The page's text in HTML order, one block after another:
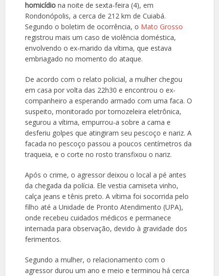
homicídio na noite de sexta-feira (4), em
Rondonópolis, a cerca de 212 km de Cuiabá.
Segundo o boletim de ocorrência, o Mato Grosso
registrou mais um caso de violência doméstica,
envolvendo o ex-marido da vítima, que estava
embriagado no momento do ataque.
De acordo com o relato policial, a mulher chegou
em casa por volta das 22h30 e encontrou o ex-
companheiro a esperando armado com uma faca. O
suspeito, monitorado por tornozeleira eletrônica,
segurou a vítima, empurrou-a sobre a cama e
desferiu golpes que atingiram seu pescoço e nariz. A
facada no pescoço passou a poucos centímetros da
traqueia, e o corte no rosto transfixou o nariz.
Após o crime, o agressor deixou o local a pé antes
da chegada da polícia. Ele vestia camiseta vinho,
calça jeans e tênis preto. A vítima foi socorrida pelo
filho até a Unidade de Pronto Atendimento (UPA),
onde recebeu cuidados médicos e permanece
internada para observação, devido à gravidade dos
ferimentos.
Segundo a mulher, o relacionamento com o
agressor durou um ano e meio e terminou há cerca